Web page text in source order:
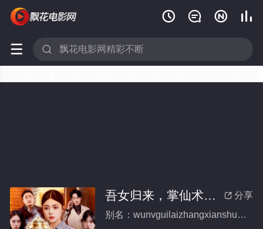
   
 
 分享
吾女归来，掌仙术，护全家(全集)
别名：wunvguilaizhangxianshuhuquanjia